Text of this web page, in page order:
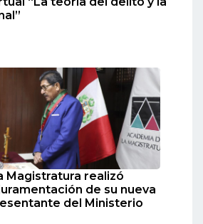
Magistratura realizó
de su nueva
del Ministerio